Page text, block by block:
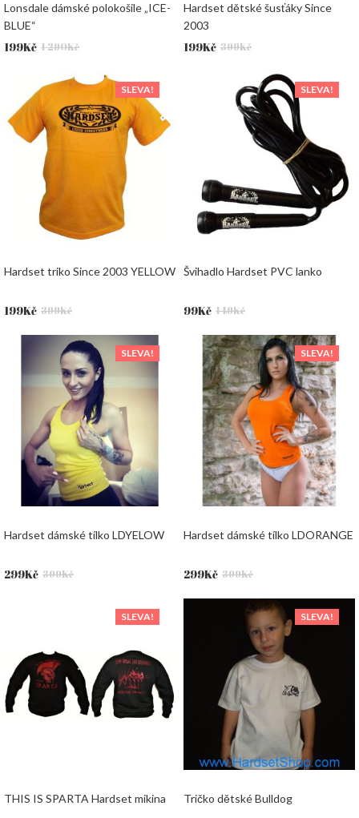
Lonsdale dámské polokošile „ICE-
BLUE“
1 290Kč
Původní
290Kč.
199Kč
Aktuální
199Kč.
Hardset dětské šusťáky Since
2003
399Kč
Původní
199Kč
Aktuální
SLEVA!
Hardset triko Since 2003 YELLOW
399Kč
Původní
byla:
199Kč
Aktuální
SLEVA!
Švihadlo Hardset PVC lanko
149Kč
Původní
byla:
149Kč.
99Kč
Aktuální
99Kč.
SLEVA!
Hardset dámské tílko LDYELOW
399Kč
Původní
299Kč
Aktuální
SLEVA!
Hardset dámské tílko LDORANGE
399Kč
Původní
byla:
299Kč
Aktuální
je:
SLEVA!
THIS IS SPARTA Hardset mikina
SLEVA!
Tričko dětské Bulldog